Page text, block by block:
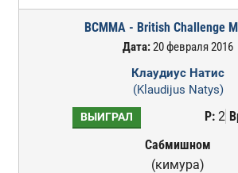
BCMMA - British Challenge
Дата:20 февраля 2016
Клаудиус Натис
(Klaudijus Natys)
ВЫИГРАЛ Р:2
Сабмишном
(кимура)